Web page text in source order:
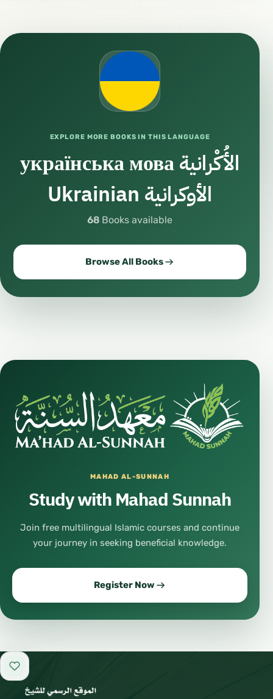
EXPLORE MORE BOOKS IN THIS LANGUAGE
українська мова الأُكْرانية
Ukrainian الأوكرانية
68 Books available
Browse All Books
MAHAD AL-SUNNAH
Study with Mahad Sunnah
Join free multilingual Islamic courses and continue
your journey in seeking beneficial knowledge.
Register Now
Add to favorites